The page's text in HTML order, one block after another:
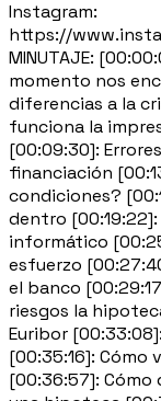
Instagram:
https://
MINUTAJE:
momento nos
diferencias a la
funciona la
[00:09:30]:
financiación
condiciones?
dentro
informático
esfuerzo
el banco
riesgos la
Euribor
[00:35:16]: Cómo
[00:36:57]: